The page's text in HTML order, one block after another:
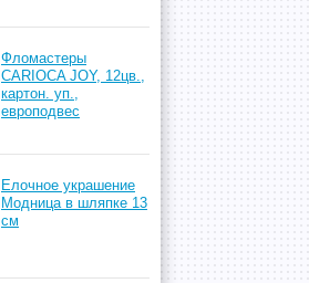
Фломастеры
CARIOCA JOY, 12цв.,
картон. уп.,
европодвес
Елочное украшение
Модница в шляпке 13
см